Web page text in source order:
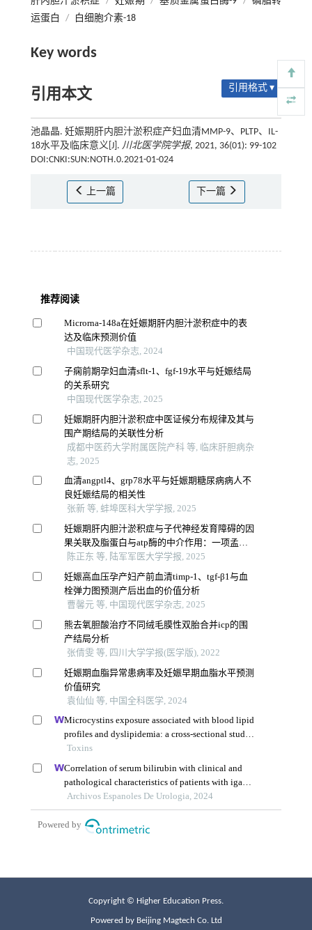
运蛋白
/ 白细胞介素-18
Key words
引用本文 引用格式 ▾
池晶晶. 妊娠期肝内胆汁淤积症产妇血清MMP-9、PLTP、IL-
18水平及临床意义[J]. 川北医学院学报, 2021, 36(01): 99-102
DOI:CNKI:SUN:NOTH.0.2021-01-024
上一篇 下一篇
Copyright © Higher Education Press.
Powered by Beijing Magtech Co. Ltd